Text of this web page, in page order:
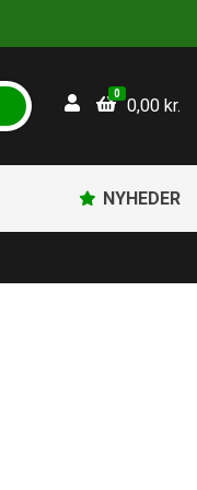
0
0,00 kr.
NYHEDER